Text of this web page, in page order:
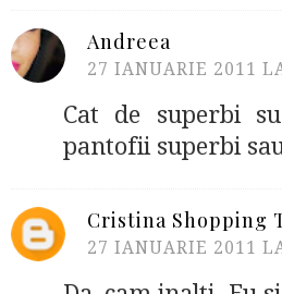
Andreea
27 IANUARIE 2011
Cat de superbi
pantofii superbi
Cristina Shopping
27 IANUARIE 2011